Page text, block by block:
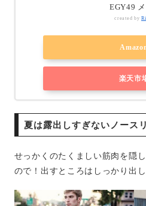
EGY49
created by
楽天市
夏は露出しすぎないノース
せっかくのたくましい筋肉を隠
ので！出すところはしっかり出